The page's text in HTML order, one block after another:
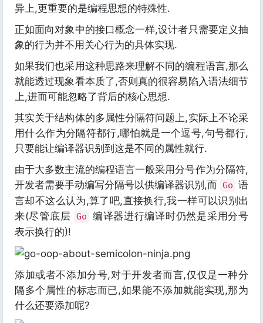
异上,更重要的是编程思想的特殊性.
正如面向对象中的接口概念一样,设计者只需要定义抽
象的行为并不用关心行为的具体实现.
如果我们也采用这种思路来理解不同的编程语言,那么
就能透过现象看本质了,否则真的很容易陷入语法细节
上,进而可能忽略了背后的核心思想.
其实关于结构体的多属性分隔符问题上,实际上不论采
用什么作为分隔符都行,哪怕就是一个逗号,句号都行,
只要能让编译器识别到这是不同的属性就行.
由于大多数主流的编程语言一般采用分号作为分隔符,
开发者需要手动编写分隔号以供编译器识别,而 Go 语
言却不这么认为,算了吧,直接换行,我一样可以识别出
来(尽管底层 Go
编译器进行编译时仍然是采用分号
表示换行的)!
添加或者不添加分号,对于开发者而言,仅仅是一种分
隔多个属性的标志而已,如果能不添加就能实现,那为
什么还要添加呢?